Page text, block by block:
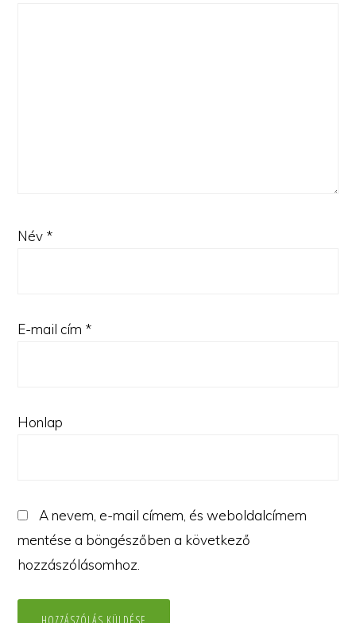
Név *
E-mail cím *
Honlap
A nevem, e-mail címem, és weboldalcímem
mentése a böngészőben a következő
hozzászólásomhoz.